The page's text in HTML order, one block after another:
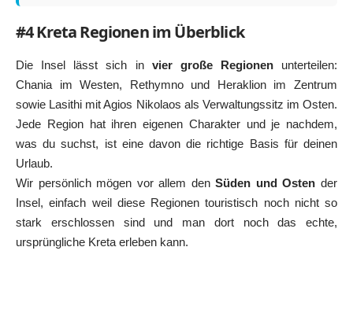
#4 Kreta Regionen im Überblick
Die Insel lässt sich in vier große Regionenunterteilen:
Chania im Westen, Rethymno und Heraklion im Zentrum
sowie Lasithi mit Agios Nikolaos als Verwaltungssitz im Osten.
Jede Region hat ihren eigenen Charakter und je nachdem,
was du suchst, ist eine davon die richtige Basis für deinen
Urlaub.
Wir persönlich mögen vor allem denSüden und Osten der
Insel, einfach weil diese Regionen touristisch noch nicht so
stark erschlossen sind und man dort noch das echte,
ursprüngliche Kreta erleben kann.